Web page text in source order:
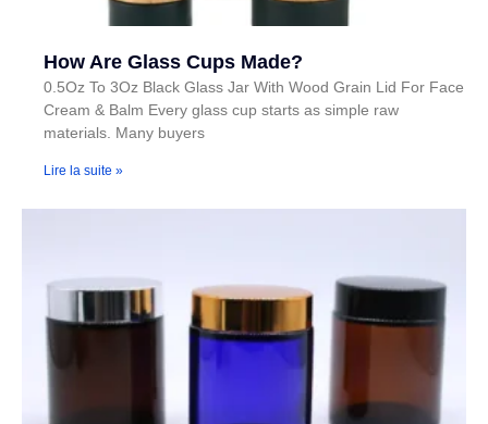
How Are Glass Cups Made?
0.5Oz To 3Oz Black Glass Jar With Wood Grain Lid For Face
Cream & Balm Every glass cup starts as simple raw
materials. Many buyers
Lire la suite »